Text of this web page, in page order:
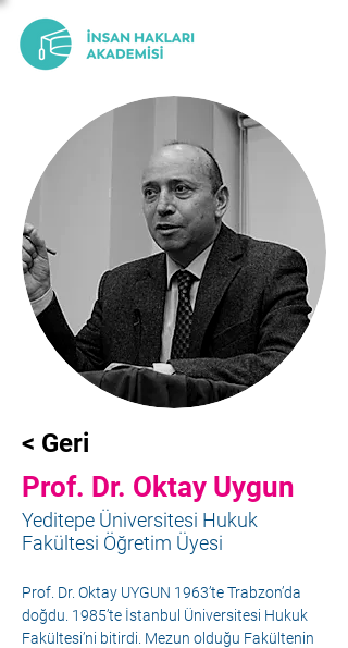
< Geri
Prof. Dr. Oktay Uygun
Yeditepe Üniversitesi Hukuk
Fakültesi Öğretim Üyesi
Prof. Dr. Oktay UYGUN 1963’te Trabzon’da
doğdu. 1985’te İstanbul Üniversitesi Hukuk
Fakültesi’ni bitirdi. Mezun olduğu Fakültenin